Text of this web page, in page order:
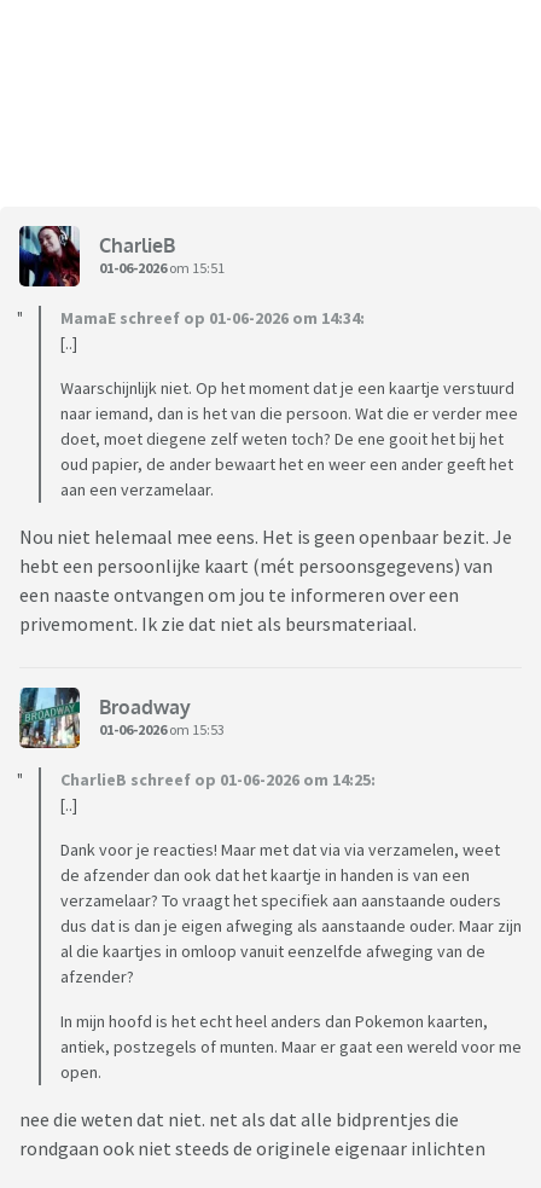
CharlieB
01-06-2026om 15:51
MamaE schreef op 01-06-2026 om 14:34:
[..]
Waarschijnlijk niet. Op het moment dat je een kaartje verstuurd
naar iemand, dan is het van die persoon. Wat die er verder mee
doet, moet diegene zelf weten toch? De ene gooit het bij het
oud papier, de ander bewaart het en weer een ander geeft het
aan een verzamelaar.
Nou niet helemaal mee eens. Het is geen openbaar bezit. Je
hebt een persoonlijke kaart (mét persoonsgegevens) van
een naaste ontvangen om jou te informeren over een
privemoment. Ik zie dat niet als beursmateriaal.
Broadway
01-06-2026om 15:53
CharlieB schreef op 01-06-2026 om 14:25:
[..]
Dank voor je reacties! Maar met dat via via verzamelen, weet
de afzender dan ook dat het kaartje in handen is van een
verzamelaar? To vraagt het specifiek aan aanstaande ouders
dus dat is dan je eigen afweging als aanstaande ouder. Maar zijn
al die kaartjes in omloop vanuit eenzelfde afweging van de
afzender?
In mijn hoofd is het echt heel anders dan Pokemon kaarten,
antiek, postzegels of munten. Maar er gaat een wereld voor me
open.
nee die weten dat niet. net als dat alle bidprentjes die
rondgaan ook niet steeds de originele eigenaar inlichten